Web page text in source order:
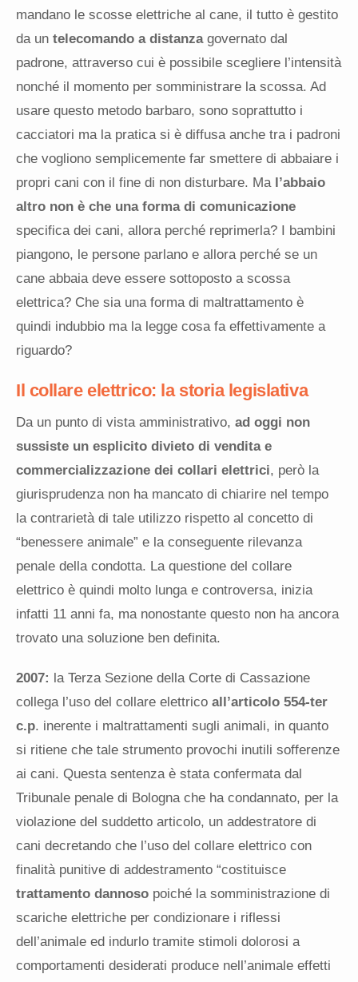
mandano le scosse elettriche al cane, il tutto è gestito
da un telecomando a distanzagovernato dal
padrone, attraverso cui è possibile scegliere l’intensità
nonché il momento per somministrare la scossa. Ad
usare questo metodo barbaro, sono soprattutto i
cacciatori ma la pratica si è diffusa anche tra i padroni
che vogliono semplicemente far smettere di abbaiare i
propri cani con il fine di non disturbare. Mal’abbaio
altro non è che una forma di comunicazione
specifica dei cani, allora perché reprimerla? I bambini
piangono, le persone parlano e allora perché se un
cane abbaia deve essere sottoposto a scossa
elettrica? Che sia una forma di maltrattamento è
quindi indubbio ma la legge cosa fa effettivamente a
riguardo?
Il collare elettrico: la storia legislativa
Da un punto di vista amministrativo, ad oggi non
sussiste un esplicito divieto di vendita e
commercializzazione dei collari elettrici, però la
giurisprudenza non ha mancato di chiarire nel tempo
la contrarietà di tale utilizzo rispetto al concetto di
“benessere animale” e la conseguente rilevanza
penale della condotta. La questione del collare
elettrico è quindi molto lunga e controversa, inizia
infatti 11 anni fa, ma nonostante questo non ha ancora
trovato una soluzione ben definita.
2007: la Terza Sezione della Corte di Cassazione
collega l’uso del collare elettrico all’articolo 554-ter
c.p. inerente i maltrattamenti sugli animali, in quanto
si ritiene che tale strumento provochi inutili sofferenze
ai cani. Questa sentenza è stata confermata dal
Tribunale penale di Bologna che ha condannato, per la
violazione del suddetto articolo, un addestratore di
cani decretando che l’uso del collare elettrico con
finalità punitive di addestramento “costituisce
trattamento dannoso poiché la somministrazione di
scariche elettriche per condizionare i riflessi
dell’animale ed indurlo tramite stimoli dolorosi a
comportamenti desiderati produce nell’animale effetti